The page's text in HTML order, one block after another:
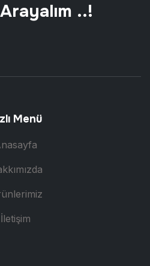
..!
Menü
İletişim